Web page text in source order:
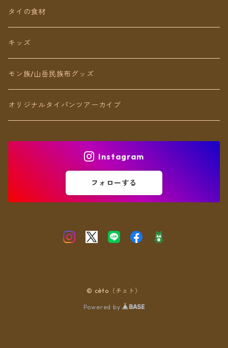
ネックレス
リング
ブレスレット
アンクレット
タイの食材
キッズ
モン族/山岳民族布グッズ
オリジナルタイパンツアーカイブ
Instagram
フォローする
© cèto（チェト）
Powered by